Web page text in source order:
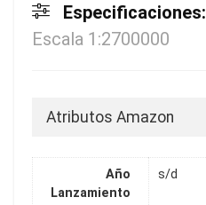
Especificaciones:
Escala 1:2700000
Atributos Amazon
Año
Lanzamiento
s/d